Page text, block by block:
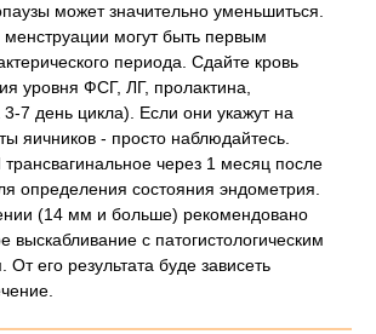
может значительно уменьшиться.
могут быть первым
периода. Сдайте кровь
уровня ФСГ, ЛГ, пролактина,
7 день цикла). Если они укажут на
яичников - просто наблюдайтесь.
через 1 месяц после
определения состояния эндометрия.
(14 мм и больше) рекомендовано
выскабливание с патогистологическим
От его результата буде зависеть